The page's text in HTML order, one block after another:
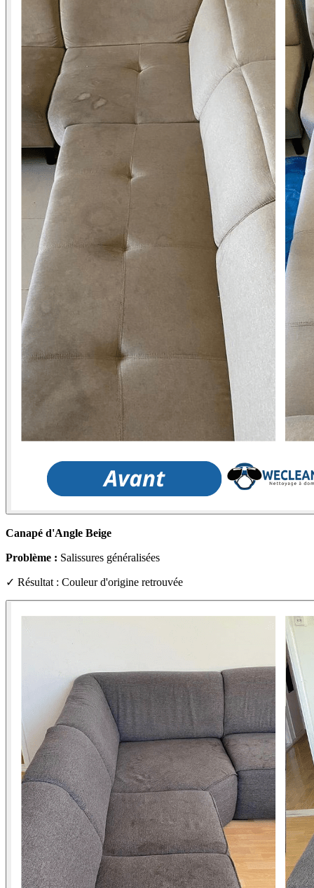
Canapé d'Angle Beige
Problème : Salissures généralisées
✓ Résultat : Couleur d'origine retrouvée